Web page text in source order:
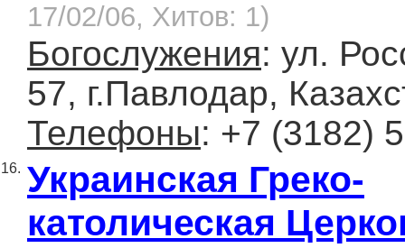
17/02/06, Хитов: 1)
Богослужения: ул.
57, г.Павлодар,
Телефоны: +7 (3182)
16. Украинская Греко-
католическая